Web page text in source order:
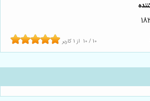
10 / 10 از 1 کاربر